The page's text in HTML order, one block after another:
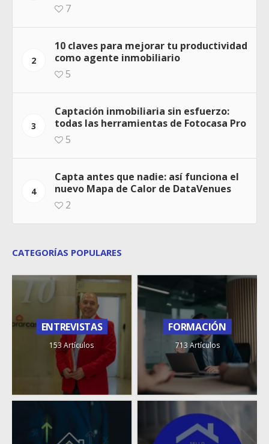
7
2
10 claves para mejorar tu productividad
como agente inmobiliario
5
3
Captación inmobiliaria sin esfuerzo:
todas las herramientas de Fotocasa Pro
5
4
Capta antes que nadie: así funciona el
nuevo Mapa de Calor de DataVenues
2
CATEGORÍAS POPULARES
ENTREVISTAS
153 Artículos
FORMACIÓN
713 Artículos